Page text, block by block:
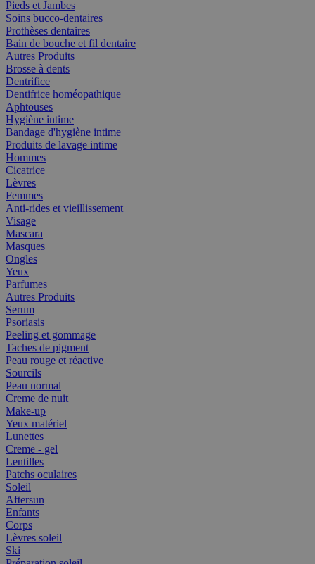
Pieds et Jambes
Soins bucco-dentaires
Prothèses dentaires
Bain de bouche et fil dentaire
Autres Produits
Brosse à dents
Dentrifice
Dentifrice homéopathique
Aphtouses
Hygiène intime
Bandage d'hygiène intime
Produits de lavage intime
Hommes
Cicatrice
Lèvres
Femmes
Anti-rides et vieillissement
Visage
Mascara
Masques
Ongles
Yeux
Parfumes
Autres Produits
Serum
Psoriasis
Peeling et gommage
Taches de pigment
Peau rouge et réactive
Sourcils
Peau normal
Creme de nuit
Make-up
Yeux matériel
Lunettes
Creme - gel
Lentilles
Patchs oculaires
Soleil
Aftersun
Enfants
Corps
Lèvres soleil
Ski